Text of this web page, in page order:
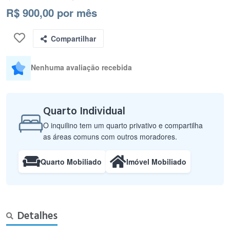
R$ 900,00 por mês
Compartilhar
Nenhuma avaliação recebida
Quarto Individual
O inquilino tem um quarto privativo e compartilha
as áreas comuns com outros moradores.
Quarto Mobiliado Imóvel Mobiliado
Detalhes